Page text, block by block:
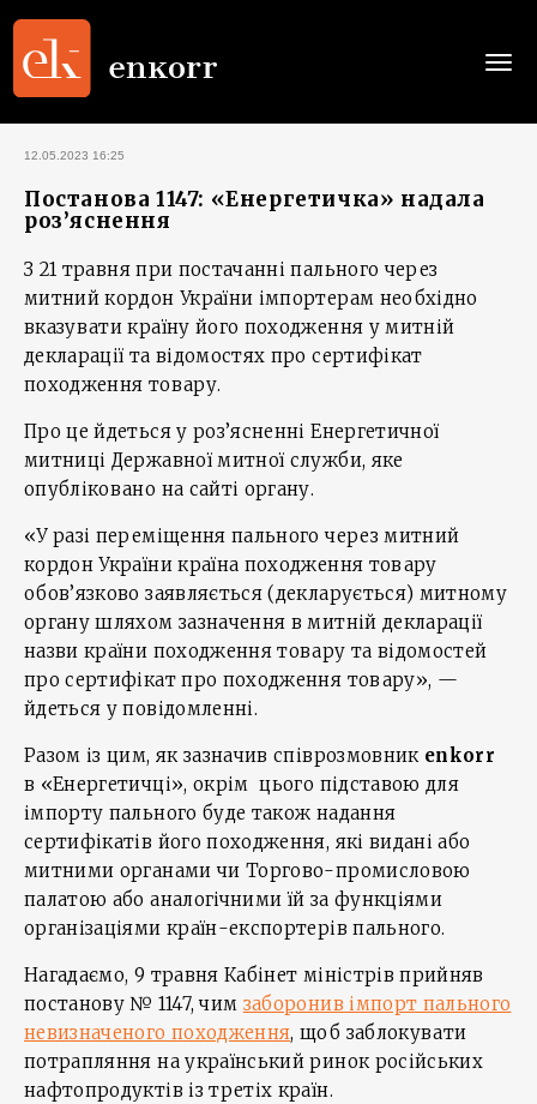
12.05.2023 16:25
Постанова 1147: «Енергетичка» надала
роз’яснення
З 21 травня при постачанні пального через
митний кордон України імпортерам необхідно
вказувати країну його походження у митній
декларації та відомостях про сертифікат
походження товару.
Про це йдеться у роз’ясненні Енергетичної
митниці Державної митної служби, яке
опубліковано на сайті органу.
«У разі переміщення пального через митний
кордон України країна походження товару
обов’язково заявляється (декларується) митному
органу шляхом зазначення в митній декларації
назви країни походження товару та відомостей
про сертифікат про походження товару», —
йдеться у повідомленні.
Разом із цим, як зазначив співрозмовник enkorr
в «Енергетичці», окрім цього підставою для
імпорту пального буде також надання
сертифікатів його походження, які видані або
митними органами чи Торгово-промисловою
палатою або аналогічними їй за функціями
організаціями країн-експортерів пального.
Нагадаємо, 9 травня Кабінет міністрів прийняв
постанову № 1147, чим заборонив імпорт пального
невизначеного походження, щоб заблокувати
потрапляння на український ринок російських
нафтопродуктів із третіх країн.